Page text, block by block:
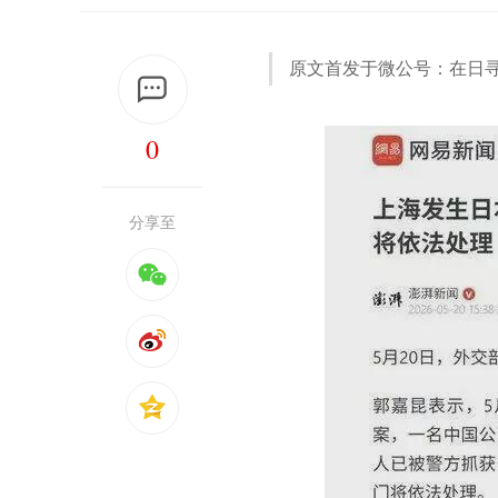
0
分享至
原文首发于微公号：在日